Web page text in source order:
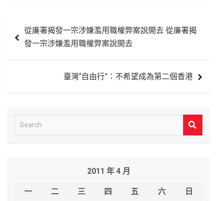
章 從廉署揭發一宗涉嫌濫用職權弊案說開去 從廉署揭
發一宗涉嫌濫用職權弊案說開去
臺灣“自由行”：不希望成為第二個香港
e
2011 年 4 月
一 二 三 四 五 六 日